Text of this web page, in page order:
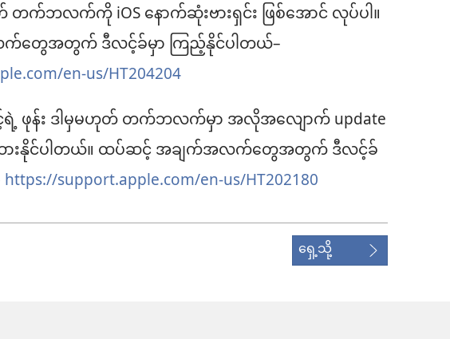
တက်ဘလက်ကို iOS နောက်ဆုံးဗားရှင်း ဖြစ်အောင် လုပ်ပါ။
တွေအတွက် ဒီလင့်ခ်မှာ ကြည့်နိုင်ပါတယ်–
en-us/HT204204
ရဲ့ ဖုန်း ဒါမှမဟုတ် တက်ဘလက်မှာ အလိုအလျောက် update
ားနိုင်ပါတယ်။ ထပ်ဆင့် အချက်အလက်တွေအတွက် ဒီလင့်ခ်
https://support.apple.com/en-us/HT202180
ရှေ့သို့